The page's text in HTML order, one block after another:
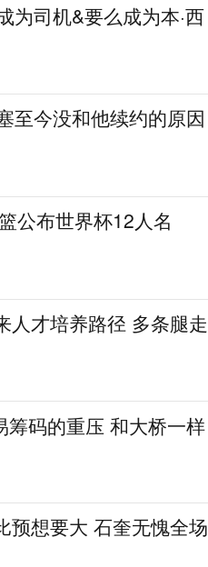
为司机&要么成为本·西
至今没和他续约的原因
公布世界杯12人名
人才培养路径 多条腿走
码的重压 和大桥一样
预想要大 石奎无愧全场